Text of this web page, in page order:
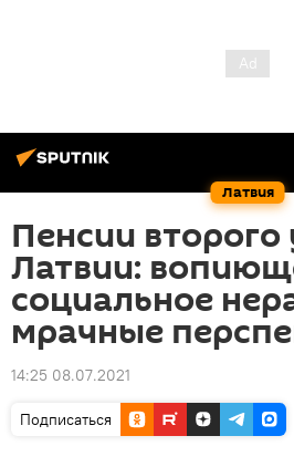
Латвия
Пенсии второго
Латвии:
социальное
мрачные
14:25 08.07.2021
Подписаться